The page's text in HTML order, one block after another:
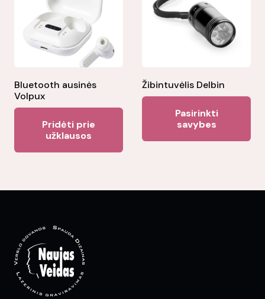
Bluetooth ausinės
Volpux
Pridėti prie
užklausos
Žibintuvėlis Delbin
Pasirinkti
savybes
has